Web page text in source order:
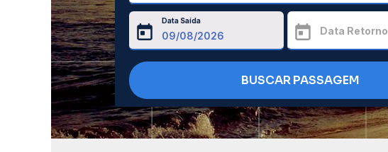
Data Saída
Data Retorno
BUSCAR PASSAGEM